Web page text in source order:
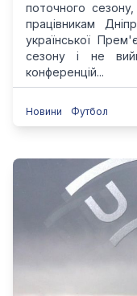
поточного
працівникам
української
сезону і не
конференцій...
Новини Футбол